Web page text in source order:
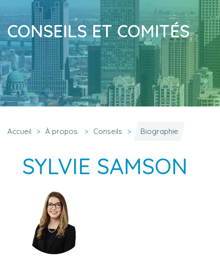
CONSEILS ET COMITÉS
Accueil À propos Conseils Biographie
SYLVIE SAMSON